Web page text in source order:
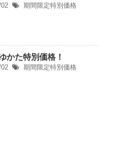
期間限定特別価格
かた特別価格！
期間限定特別価格